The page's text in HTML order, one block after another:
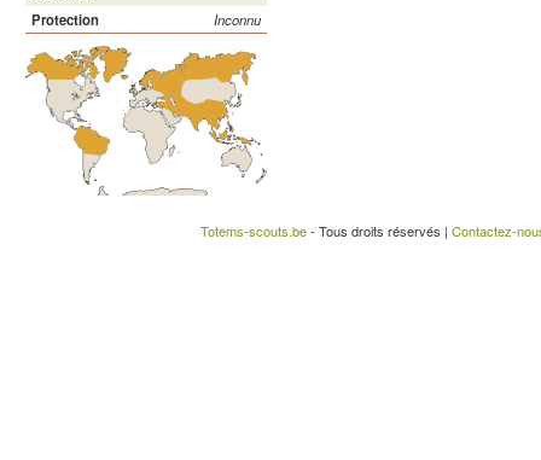
Protection
Inconnu
Totems-scouts.be- Tous droits réservés | Contactez-